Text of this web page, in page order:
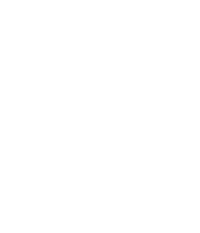
und damit heißt es: Leinen los
und damit heißt es: Leinen los für